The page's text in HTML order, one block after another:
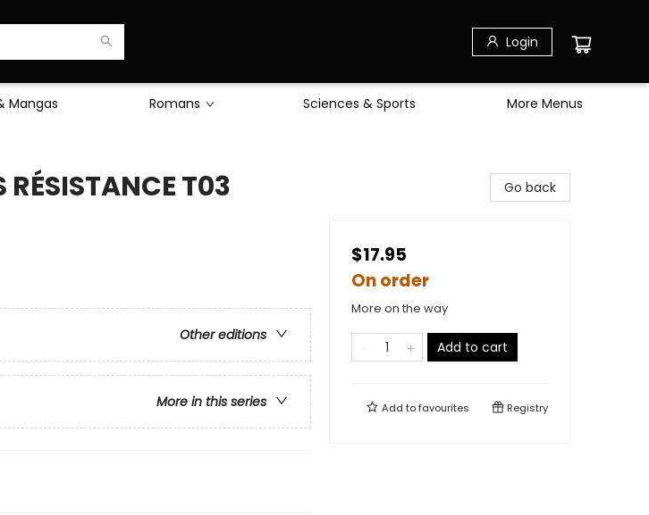
Login
Mangas Romans Sciences & Sports More Menus
RÉSISTANCE T03
Other editions
More in this series
Go back
$17.95
On order
More on the way
Add to cart
Add tofavourites Registry